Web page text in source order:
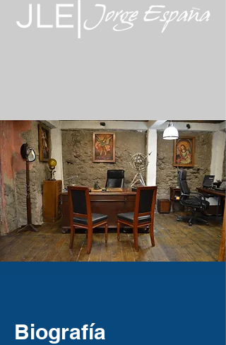
Biografía